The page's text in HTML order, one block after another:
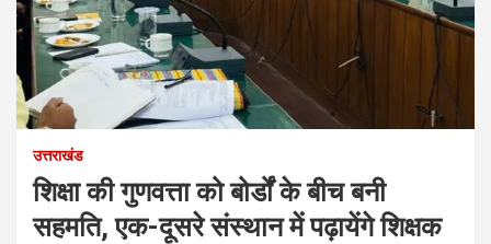
उत्तराखंड
शिक्षा की गुणवत्ता को बोर्डों के बीच बनी
सहमति, एक-दूसरे संस्थान में पढ़ायेंगे शिक्षक